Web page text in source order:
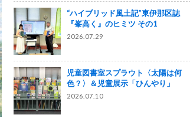
“ハイブリッド風土記”東伊那区誌
『峯高く』のヒミツ その1
2026.07.29
児童図書室スプラウト〈太陽は何
色？〉＆児童展示「ひんやり」
2026.07.10